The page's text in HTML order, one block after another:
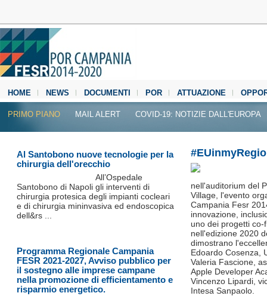
HOME NEWS DOCUMENTI POR ATTUAZIONE
MEDIA CENTER
PRIMO PIANO MAIL ALERT COVID-19: NOTIZIE DALL'EUROPA
nell'auditorium del
Village, l'evento
Campania Fesr
innovazione,
uno dei progetti co-
nell'edizione 2020
dimostrano
Edoardo Cosenza,
Valeria Fascione,
Apple Developer
Vincenzo Lipardi,
Intesa Sanpaolo.
Al Santobono nuove tecnologie per la
chirurgia dell'orecchio
All’Ospedale
Santobono di Napoli gli interventi di
chirurgia protesica degli impianti cocleari
e di chirurgia mininvasiva ed endoscopica
dell&rs ...
Programma Regionale Campania
FESR 2021-2027, Avviso pubblico per
il sostegno alle imprese campane
nella promozione di efficientamento e
risparmio energetico.